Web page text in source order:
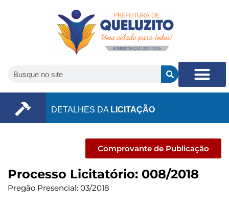
DETALHES DA LICITAÇÃO
Comprovante de Publicação
Processo Licitatório: 008/2018
Pregão Presencial: 03/2018